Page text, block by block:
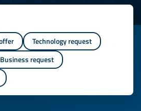
Technology request
Business request